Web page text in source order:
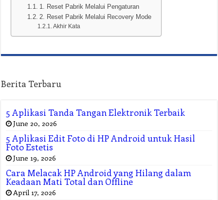
1. Reset Pabrik Melalui Pengaturan
2. Reset Pabrik Melalui Recovery Mode
Akhir Kata
Berita Terbaru
5 Aplikasi Tanda Tangan Elektronik Terbaik
June 20, 2026
5 Aplikasi Edit Foto di HP Android untuk Hasil
Foto Estetis
June 19, 2026
Cara Melacak HP Android yang Hilang dalam
Keadaan Mati Total dan Offline
April 17, 2026